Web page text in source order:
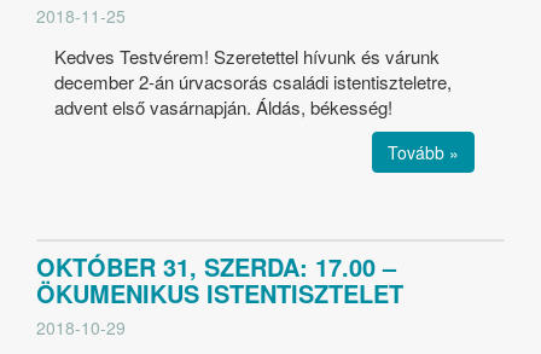
2018-11-25
Kedves Testvérem! Szeretettel hívunk és várunk
december 2-án úrvacsorás családi istentiszteletre,
advent első vasárnapján. Áldás, békesség!
Tovább »
OKTÓBER 31, SZERDA: 17.00 –
ÖKUMENIKUS ISTENTISZTELET
2018-10-29